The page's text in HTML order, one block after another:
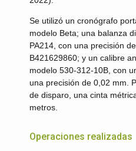
Se utilizó un cronógrafo
modelo Beta; una balanza
PA214, con una precisión
B421629860; y un calibre
modelo 530-312-10B, con
una precisión de 0,02 mm.
de disparo, una cinta
metros.
Operaciones realizadas